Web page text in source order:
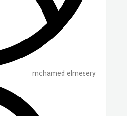
mohamed elmesery